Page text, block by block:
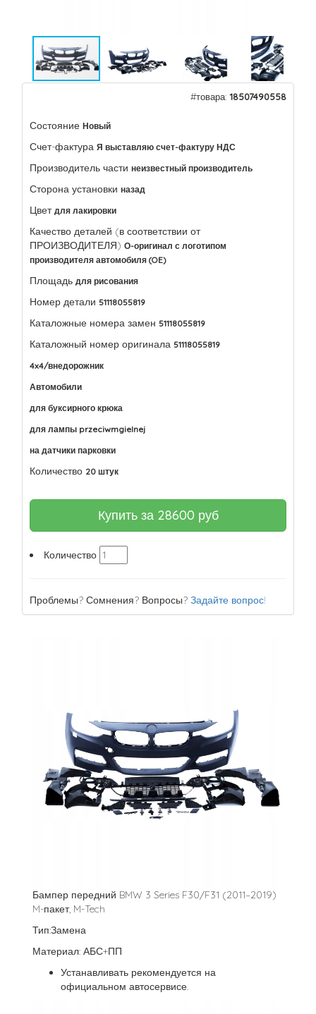
#товара: 18507490558
Состояние Новый
Счет-фактура Я выставляю счет-фактуру НДС
Производитель части неизвестный производитель
Сторона установки назад
Цвет для лакировки
Качество деталей (в соответствии от
ПРОИЗВОДИТЕЛЯ) О-оригинал с логотипом
производителя автомобиля (OE)
Площадь для рисования
Номер детали 51118055819
Каталожные номера замен 51118055819
Каталожный номер оригинала 51118055819
4x4/внедорожник
Автомобили
для буксирного крюка
для лампы przeciwmgielnej
на датчики парковки
Количество 20 штук
Купить за 28600 руб
Количество
Проблемы? Сомнения? Вопросы? Задайте вопрос!
Бампер передний BMW 3 Series F30/F31 (2011–2019)
M-пакет, M-Tech
Тип:Замена
Материал: АБС+ПП
Устанавливать рекомендуется на
официальном автосервисе.